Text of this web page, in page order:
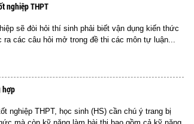
nghiệp THPT
sẽ đòi hỏi thí sinh phải biết vận dụng kiến thức
các câu hỏi mở trong đề thi các môn tự luận...
hợp
nghiệp THPT, học sinh (HS) cần chú ý trang bị